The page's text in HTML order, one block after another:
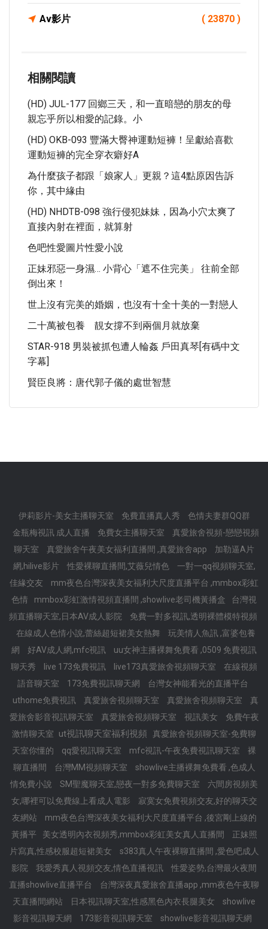
Av影片 ( 23870 )
相關閱讀
(HD) JUL-177 回鄉三天，和一直暗戀的朋友的母
親忘乎所以相愛的記錄。小
(HD) OKB-093 豐滿大臀神運動短褲！呈獻給喜歡
運動短褲的完全穿衣癖好A
為什麼孩子都跟「娘家人」更親？這4點原因告訴
你，其中緣由
(HD) NHDTB-098 強行侵犯妹妹，因為小穴太爽了
直接內射在裡面，就算射
色吧性愛圖片性愛小說
正妹邪惡一身濕… 小背心「遮不住完美」 往前全部
倒出來！
世上沒有完美的婚姻，也沒有十全十美的一對戀人
二十萬被包養 靚女撐不到兩個月就放棄
STAR-918 男裝被抓包遭人輪姦 戶田真琴[有碼中文
字幕]
賢臣良將：唐代郭子儀的處世智慧
伊莉影片-美女主播聊天室 免費直播真人秀
色情夫妻群QQ群
金瓶梅視訊 成人直播
免費女主播聊天室
真愛旅舍視頻-戀戀視頻
聊天室
真愛旅舍午夜美女福利直播間 ,真愛旅舍app
加勒逼A片
網,hilive影片
性愛裸聊直播間,艾薇兒情色
一對一qq視頻聊天室,
佳緣交友
mm夜色台灣深夜美女福利大尺度直播平台 ,mmbox彩虹
色情
mmbox彩虹激情視頻直播間 ,showlive老司機黃播盒
台灣視
頻直播聊天室,日本AV成人影院
免費一對多視訊,透明裸體模特視頻
在線成人色情小說,蕾絲超短裙美女熱舞
玩美情人魚訊 ,富婆包養
網
好AV成人網,mfc視訊
uu女神主播裸舞免費看 ,0509 免費視訊
聊天秀
live 173免費視訊 live173真愛旅舍視頻聊天室
在線視頻
語音聊天室
173免費視訊聊天網
台灣女神能看光的直播平台
uthome免費視訊
真愛旅舍視頻聊天室 真愛旅舍視頻聊天室
真
愛旅舍影音視訊聊天室
真愛旅舍視頻聊天室 視訊美女
免費午夜
激情聊天室
ut視訊聊天室福利視頻
真愛旅舍視頻聊天室-免費聊
天室你懂的
qq愛視訊聊天室 mfc視訊-午夜免費視訊聊天室
裸
聊直播間
台灣MM視頻聊天室
showlive主播裸舞免費看 ,色成人
情免費小說
SM聖魔聊天室,戀夜一對多免費聊天室
六間房視頻美
女,哪裡可以免費線上看成人電影
寂寞女免費視頻交友,好的聊天交
友網站
mm夜色台灣深夜美女福利大尺度直播平台 ,後宮剛上線的
黃播平
美女透明內衣視頻秀,mmbox彩虹美女真人直播間
正妹照
片寫真,性感校服超短裙美女
s383真人午夜裸聊直播間 ,愛色吧成人
影院
我愛秀真人視頻交友,情色直播視訊
性愛姿勢,台灣最火夜間
直播showlive直播平台
台灣深夜真愛旅舍直播app ,mm夜色午夜聊
天直播間網站
日本視訊聊天室,性感黑色內衣長腿美女
showlive
影音視訊聊天網
173影音視訊聊天室 showlive影音視訊聊天網